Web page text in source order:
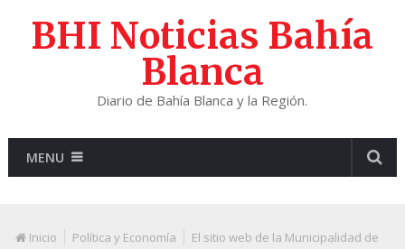
BHI Noticias Bahía
Blanca
Diario de Bahía Blanca y la Región.
MENU
Inicio Política y Economía
El sitio web de la Municipalidad de